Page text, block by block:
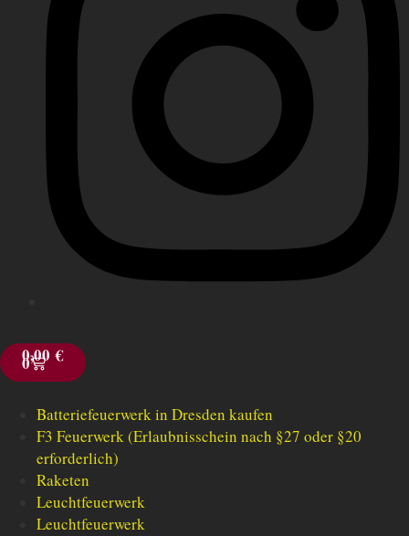
0,00€
0
Batteriefeuerwerk in Dresden kaufen
F3 Feuerwerk (Erlaubnisschein nach §27 oder §20
erforderlich)
Raketen
Leuchtfeuerwerk
Leuchtfeuerwerk